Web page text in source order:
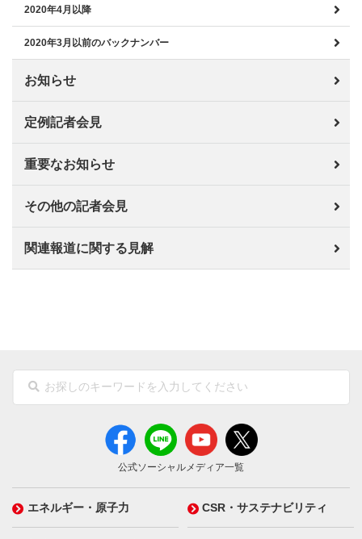
2020年4月以降
2020年3月以前のバックナンバー
お知らせ
定例記者会見
重要なお知らせ
その他の記者会見
関連報道に関する見解
公式ソーシャルメディア一覧
エネルギー・原子力 CSR・サステナビリティ